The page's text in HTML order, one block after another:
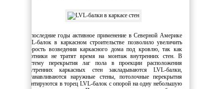
В последние годы активное применение в Северной Америке
LVL-балок в каркасном строительстве позволило увеличить
скорость возведения каркасного дома под кровлю, так как
плотники не тратят время на монтаж внутренних стен. В
систему перекрытия лаг пола в проекции расположения
внутренних каркасных стен закладываются LVL-балки,
устанавливаются наружные стены, потолочные перекрытия
монтируются в торец LVL-балок с опорой на одну небольшую